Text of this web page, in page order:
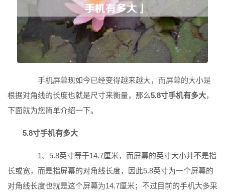
手机屏幕现如今已经变得越来越大，而屏幕的大小是
根据对角线的长度也就是尺寸来衡量，那么5.8寸手机有多大，
下面就为您简单介绍一下。
5.8寸手机有多大
1、5.8英寸等于14.7厘米，而屏幕的英寸大小并不是指
长或宽，而是指屏幕的对角线长度，因此5.8英寸为一个屏幕的
对角线长度也就是这个屏幕为14.7厘米；不过目前的手机大多采